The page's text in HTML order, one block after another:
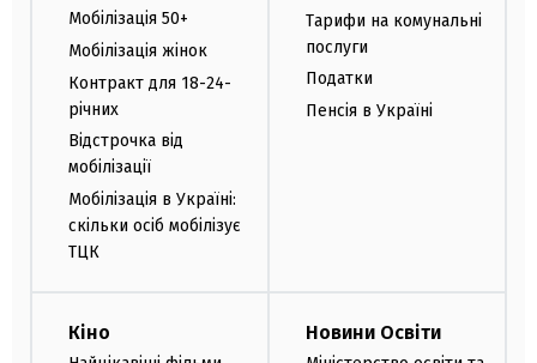
Мобілізація 50+
Мобілізація жінок
Контракт для 18-24-
річних
Відстрочка від
мобілізації
Мобілізація в Україні:
скільки осіб мобілізує
ТЦК
Тарифи на комунальні
послуги
Податки
Пенсія в Україні
Кіно Новини Освіти